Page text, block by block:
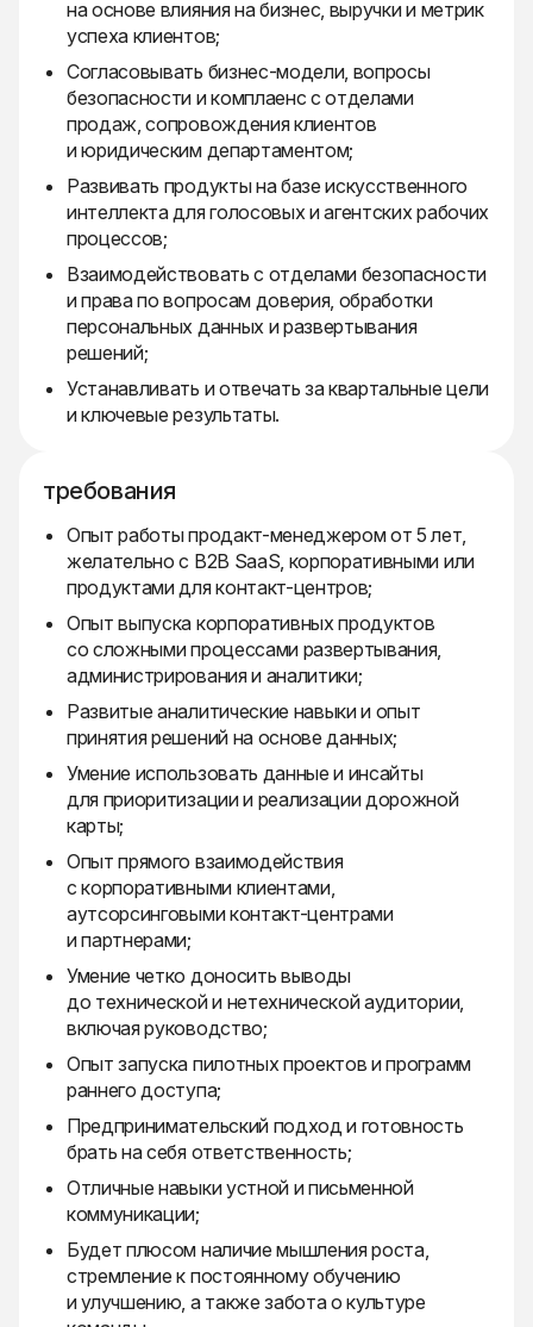
на основе влияния на бизнес, выручки и метрик
успеха клиентов;
Согласовывать бизнес-модели, вопросы
безопасности и комплаенс с отделами
продаж, сопровождения клиентов
и юридическим департаментом;
Развивать продукты на базе искусственного
интеллекта для голосовых и агентских рабочих
процессов;
Взаимодействовать с отделами безопасности
и права по вопросам доверия, обработки
персональных данных и развертывания
решений;
Устанавливать и отвечать за квартальные цели
и ключевые результаты.
требования
Опыт работы продакт-менеджером от 5 лет,
желательно с B2B SaaS, корпоративными или
продуктами для контакт-центров;
Опыт выпуска корпоративных продуктов
со сложными процессами развертывания,
администрирования и аналитики;
Развитые аналитические навыки и опыт
принятия решений на основе данных;
Умение использовать данные и инсайты
для приоритизации и реализации дорожной
карты;
Опыт прямого взаимодействия
с корпоративными клиентами,
аутсорсинговыми контакт-центрами
и партнерами;
Умение четко доносить выводы
до технической и нетехнической аудитории,
включая руководство;
Опыт запуска пилотных проектов и программ
раннего доступа;
Предпринимательский подход и готовность
брать на себя ответственность;
Отличные навыки устной и письменной
коммуникации;
Будет плюсом наличие мышления роста,
стремление к постоянному обучению
и улучшению, а также забота о культуре